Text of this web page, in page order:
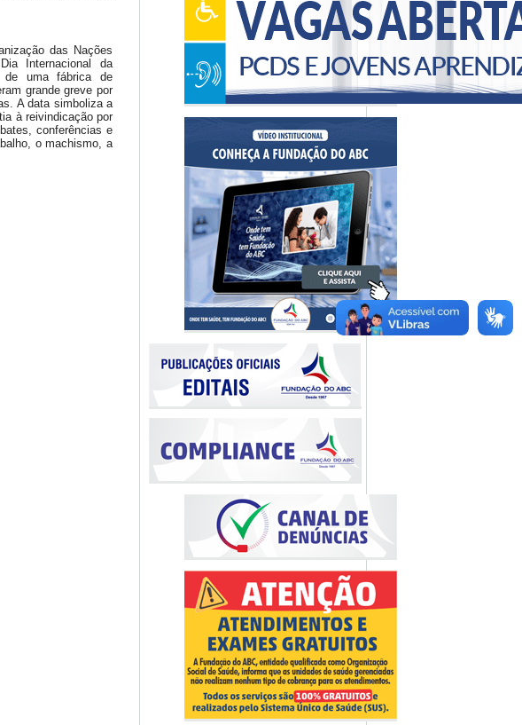
das Nações
Internacional da
de uma fábrica de
grande greve por
A data simboliza a
à reivindicação por
conferências e
o machismo, a